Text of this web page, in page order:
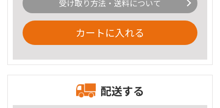
受け取り方法・送料について
カートに入れる
配送する